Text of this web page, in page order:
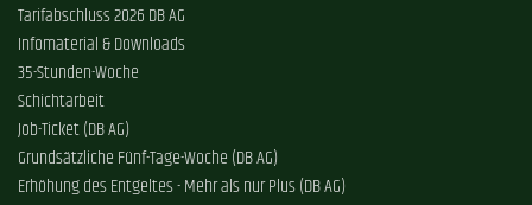
Tarifabschluss 2026 DB AG
Infomaterial & Downloads
35-Stunden-Woche
Schichtarbeit
Job-Ticket (DB AG)
Grundsätzliche Fünf-Tage-Woche (DB AG)
Erhöhung des Entgeltes - Mehr als nur Plus (DB AG)